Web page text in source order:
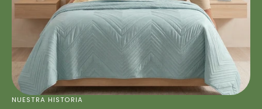
NUESTRA HISTORIA